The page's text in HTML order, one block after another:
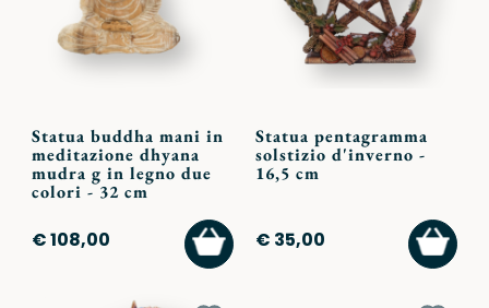
Statua buddha mani in
meditazione dhyana
mudra g in legno due
colori - 32 cm
€ 108,00
AGGIUNGI
AL
CARRELLO
Statua pentagramma
solstizio d'inverno -
16,5 cm
€ 35,00
AL